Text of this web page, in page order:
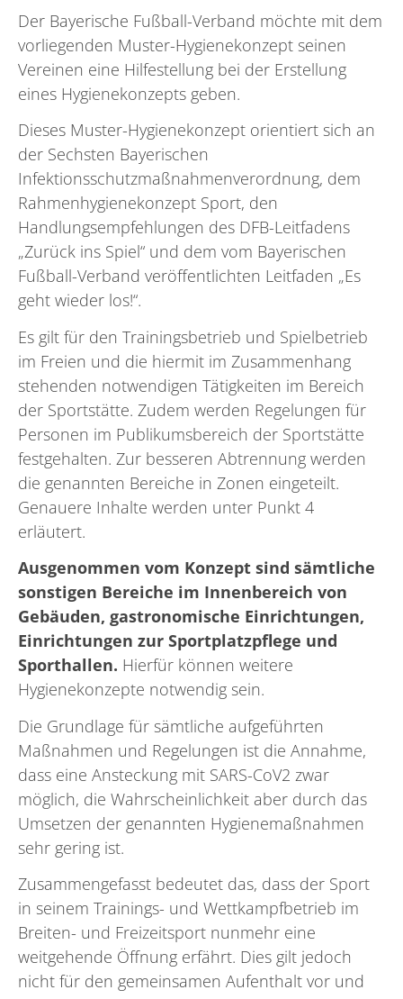
Der Bayerische Fußball-Verband möchte mit dem
vorliegenden Muster-Hygienekonzept seinen
Vereinen eine Hilfestellung bei der Erstellung
eines Hygienekonzepts geben.
Dieses Muster-Hygienekonzept orientiert sich an
der Sechsten Bayerischen
Infektionsschutzmaßnahmenverordnung, dem
Rahmenhygienekonzept Sport, den
Handlungsempfehlungen des DFB-Leitfadens
„Zurück ins Spiel“ und dem vom Bayerischen
Fußball-Verband veröffentlichten Leitfaden „Es
geht wieder los!“.
Es gilt für den Trainingsbetrieb und Spielbetrieb
im Freien und die hiermit im Zusammenhang
stehenden notwendigen Tätigkeiten im Bereich
der Sportstätte. Zudem werden Regelungen für
Personen im Publikumsbereich der Sportstätte
festgehalten. Zur besseren Abtrennung werden
die genannten Bereiche in Zonen eingeteilt.
Genauere Inhalte werden unter Punkt 4
erläutert.
Ausgenommen vom Konzept sind sämtliche
sonstigen Bereiche im Innenbereich von
Gebäuden, gastronomische Einrichtungen,
Einrichtungen zur Sportplatzpflege und
Sporthallen. Hierfür können weitere
Hygienekonzepte notwendig sein.
Die Grundlage für sämtliche aufgeführten
Maßnahmen und Regelungen ist die Annahme,
dass eine Ansteckung mit SARS-CoV2 zwar
möglich, die Wahrscheinlichkeit aber durch das
Umsetzen der genannten Hygienemaßnahmen
sehr gering ist.
Zusammengefasst bedeutet das, dass der Sport
in seinem Trainings- und Wettkampfbetrieb im
Breiten- und Freizeitsport nunmehr eine
weitgehende Öffnung erfährt. Dies gilt jedoch
nicht für den gemeinsamen Aufenthalt vor und